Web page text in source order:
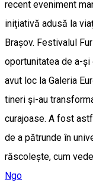
recent eveniment
inițiativă adusă la
Brașov. Festivalul
oportunitatea de a-
avut loc la Galeria
tineri și-au
curajoase. A fost
de a pătrunde în
răscolește, cum
Ngo